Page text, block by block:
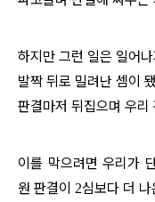
하지만 그런 일은 일어
발짝 뒤로 밀려난 셈이
판결마저 뒤집으며 우
이를 막으려면 우리가
원 판결이
2심보다 더